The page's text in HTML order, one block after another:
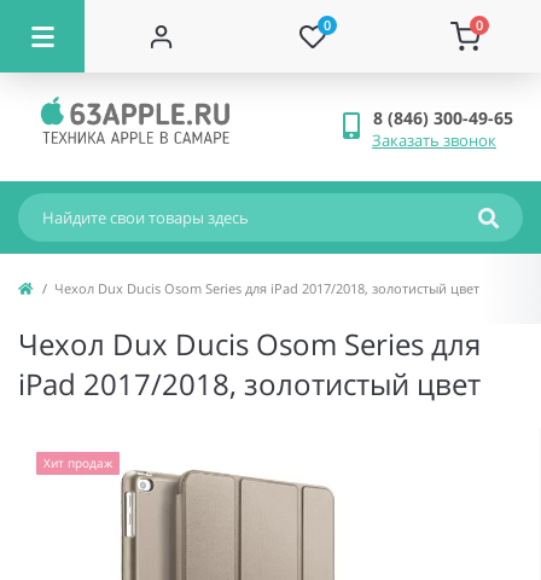
0 0
8 (846) 300-49-65
Заказать звонок
Чехол Dux Ducis Osom Series для iPad 2017/2018, золотистый цвет
Чехол Dux Ducis Osom Series для
iPad 2017/2018, золотистый цвет
Хит продаж